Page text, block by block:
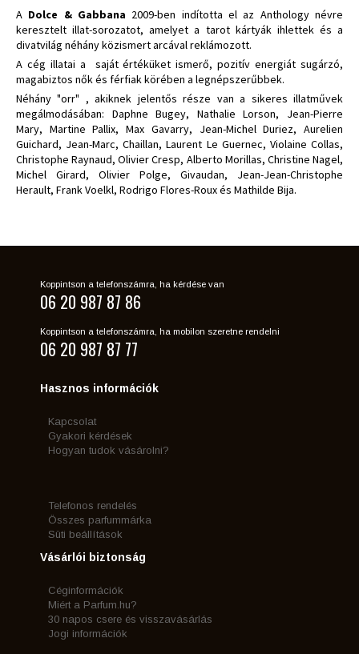
A Dolce & Gabbana 2009-ben indította el az Anthology névre
keresztelt illat-sorozatot, amelyet a tarot kártyák ihlettek és a
divatvilág néhány közismert arcával reklámozott.
A cég illatai a saját értéküket ismerő, pozitív energiát sugárzó,
magabiztos nők és férfiak körében a legnépszerűbbek.
Néhány "orr" , akiknek jelentős része van a sikeres illatművek
megálmodásában: Daphne Bugey, Nathalie Lorson, Jean-Pierre
Mary, Martine Pallix, Max Gavarry, Jean-Michel Duriez, Aurelien
Guichard, Jean-Marc, Chaillan, Laurent Le Guernec, Violaine Collas,
Christophe Raynaud, Olivier Cresp, Alberto Morillas, Christine Nagel,
Michel Girard, Olivier Polge, Givaudan, Jean-Jean-Christophe
Herault, Frank Voelkl, Rodrigo Flores-Roux és Mathilde Bija.
Koppintson a telefonszámra, ha kérdése van
06 20 987 87 86
Koppintson a telefonszámra, ha mobilon szeretne rendelni
06 20 987 87 77
Hasznos információk
Kapcsolat
Gyakori kérdések
Hogyan tudok vásárolni?
Telefonos rendelés
Összes parfummárka
Süti beállítások
Vásárlói biztonság
Céginformációk
Miért a Parfum.hu?
30 napos csere és visszavásárlás
Jogi információk